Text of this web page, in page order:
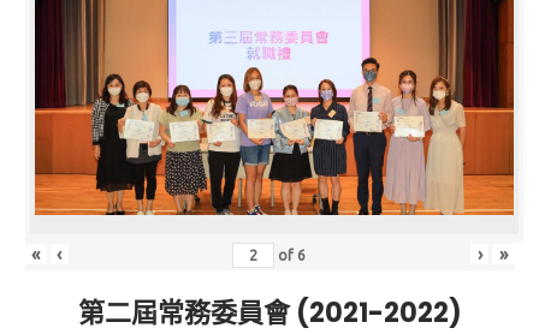
« ‹ of 6 › »
第二屆常務委員會 (2021-2022)